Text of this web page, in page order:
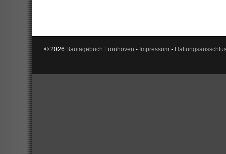
© 2026 Bautagebuch Fronhoven - Impressum-